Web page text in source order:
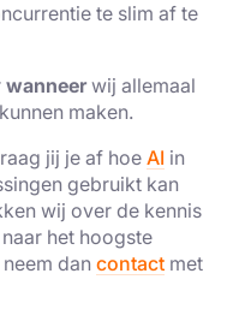
te slim af te
wanneerwij allemaal
maken.
jij je af hoe AI in
gebruikt kan
wij over de kennis
het hoogste
dan contact met